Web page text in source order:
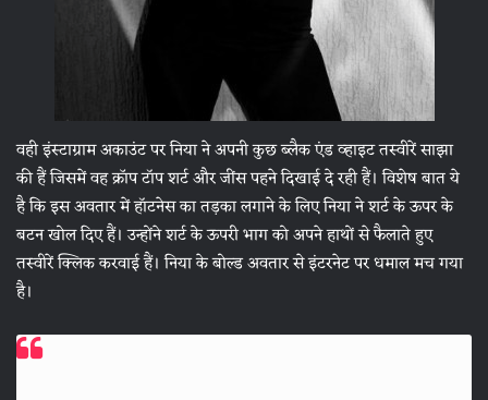
वही इंस्टाग्राम अकाउंट पर निया ने अपनी कुछ ब्लैक एंड व्हाइट तस्वीरें साझा
की हैं जिसमें वह क्रॉप टॉप शर्ट और जींस पहने दिखाई दे रही हैं। विशेष बात ये
है कि इस अवतार में हॉटनेस का तड़का लगाने के लिए निया ने शर्ट के ऊपर के
बटन खोल दिए हैं। उन्होंने शर्ट के ऊपरी भाग को अपने हाथों से फैलाते हुए
तस्वीरें क्लिक करवाई हैं। निया के बोल्ड अवतार से इंटरनेट पर धमाल मच गया
है।